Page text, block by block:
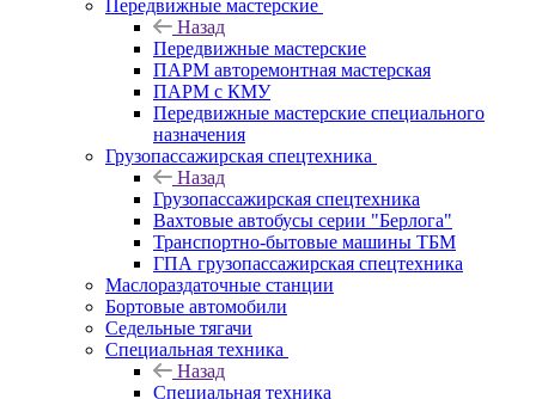
Передвижные мастерские
Назад
Передвижные мастерские
ПАРМ авторемонтная мастерская
ПАРМ с КМУ
Передвижные мастерские специального
назначения
Грузопассажирская спецтехника
Назад
Грузопассажирская спецтехника
Вахтовые автобусы серии "Берлога"
Транспортно-бытовые машины ТБМ
ГПА грузопассажирская спецтехника
Маслораздаточные станции
Бортовые автомобили
Седельные тягачи
Специальная техника
Назад
Специальная техника